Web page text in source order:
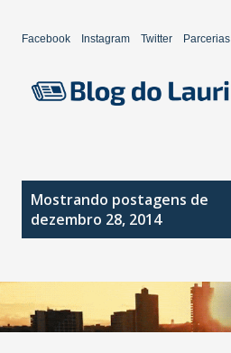
Facebook Instagram Twitter Parcerias
a
g
e
Mostrando postagens de
dezembro 28, 2014